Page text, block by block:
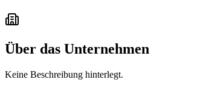
Über das Unternehmen
Keine Beschreibung hinterlegt.